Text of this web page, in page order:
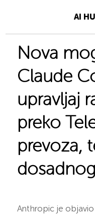
AI
Nova
Claude
upravljaj
preko
prevoza,
Anthropic je